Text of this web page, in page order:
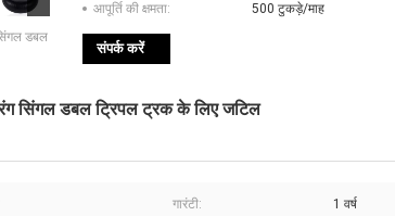
डबल
आपूर्ति की क्षमता:
500 टुकड़े/माह
संपर्क करें
सिंगल डबल ट्रिपल ट्रक के लिए जटिल
गारंटी: 1 वर्ष